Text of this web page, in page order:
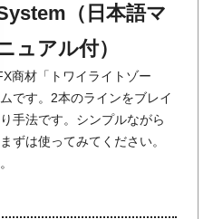
（日本語マ
ュアル付）
商材「トワイライトゾー
です。2本のラインをブレイ
手法です。シンプルながら
ずは使ってみてください。